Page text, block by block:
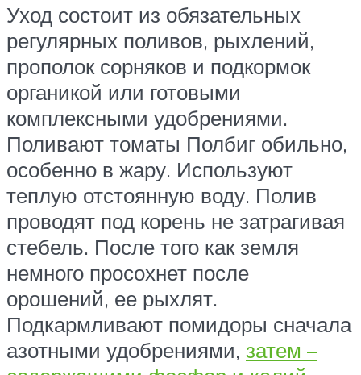
Уход состоит из обязательных
регулярных поливов, рыхлений,
прополок сорняков и подкормок
органикой или готовыми
комплексными удобрениями.
Поливают томаты Полбиг обильно,
особенно в жару. Используют
теплую отстоянную воду. Полив
проводят под корень не затрагивая
стебель. После того как земля
немного просохнет после
орошений, ее рыхлят.
Подкармливают помидоры сначала
азотными удобрениями, затем –